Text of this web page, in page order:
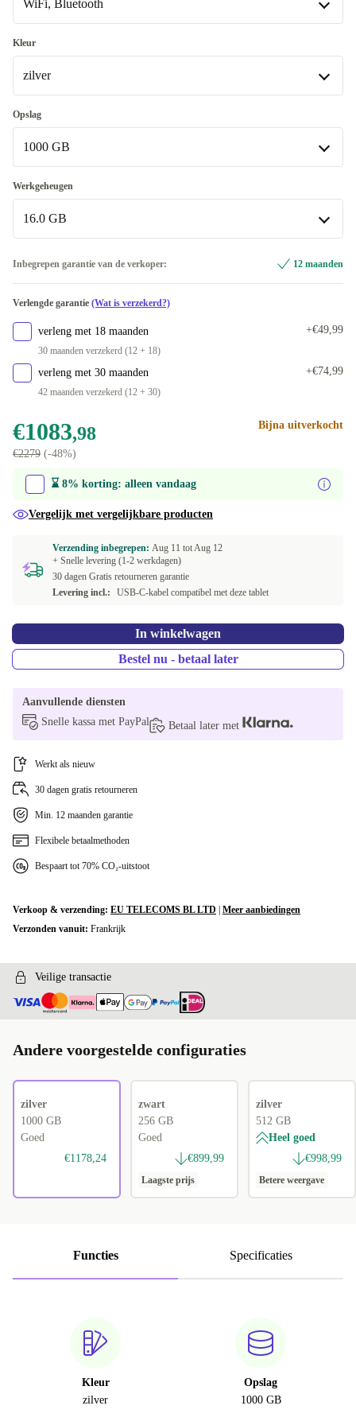
Premium Als nieuw +€201,75
WiFi, Bluetooth
WiFi, Bluetooth
Beschikbaar in andere configuraties
WiFi, Bluetooth, Mobiele gegevens (5G)
Kleur
zilver
zilver
Beschikbaar in andere configuraties
zwart
Opslag
1000 GB
1000 GB
2000 GB +€141,66
Werkgeheugen
16.0 GB
Beschikbaar in andere configuraties
Inbegrepen garantie van de verkoper: 12 maanden
Verlengde garantie (Wat is verzekerd?)
verleng met 18 maanden
30 maanden verzekerd (12 + 18)
+€49,99
verleng met 30 maanden
42 maanden verzekerd (12 + 30)
+€74,99
€1178,24
€1083,98
€2279 (-48%)
Bijna uitverkocht
⌛ 8% korting: alleen vandaag
Vergelijk met vergelijkbare producten
Verzending inbegrepen: Aug 11 totAug 12
+ Snelle levering (1-2 werkdagen)
30 dagen Gratis retourneren garantie
Levering incl.:
USB-C-kabel compatibel met deze tablet
In winkelwagen
Bestel nu - betaal later
Aanvullende diensten
Snelle kassa met PayPal
Betaal later met
Werkt als nieuw
30 dagen gratis retourneren
Min. 12 maanden garantie
Flexibele betaalmethoden
Bespaart tot 70% CO₂-uitstoot
Verkoop & verzending: EU TELECOMS BL LTD
Meer aanbiedingen
Verzonden vanuit: Frankrijk
Veilige transactie
Andere voorgestelde configuraties
zilver
1000 GB
Goed
€1178,24
zwart
256 GB
Goed
€899,99
Laagste prijs
zilver
512 GB
Heel goed
€998,99
Betere weergave
Functies Specificaties
Kleur
zilver
Opslag
1000 GB